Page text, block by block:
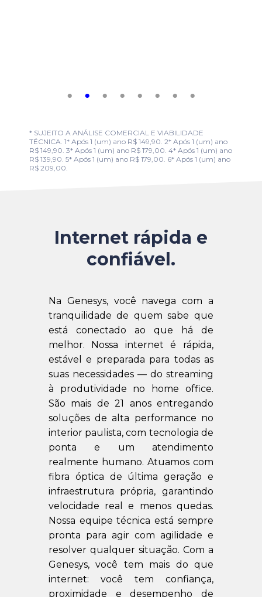
* SUJEITO A ANÁLISE COMERCIAL E VIABILIDADE
TÉCNICA. 1* Após 1 (um) ano R$ 149,90. 2* Após 1 (um) ano
R$ 149,90. 3* Após 1 (um) ano R$ 179,00. 4* Após 1 (um) ano
R$ 139,90. 5* Após 1 (um) ano R$ 179,00. 6* Após 1 (um) ano
R$ 209,00.
Internet rápida e
confiável.
Na Genesys, você navega com a
tranquilidade de quem sabe que
está conectado ao que há de
melhor. Nossa internet é rápida,
estável e preparada para todas as
suas necessidades — do streaming
à produtividade no home office.
São mais de 21 anos entregando
soluções de alta performance no
interior paulista, com tecnologia de
ponta e um atendimento
realmente humano. Atuamos com
fibra óptica de última geração e
infraestrutura própria, garantindo
velocidade real e menos quedas.
Nossa equipe técnica está sempre
pronta para agir com agilidade e
resolver qualquer situação. Com a
Genesys, você tem mais do que
internet: você tem confiança,
proximidade e desempenho de